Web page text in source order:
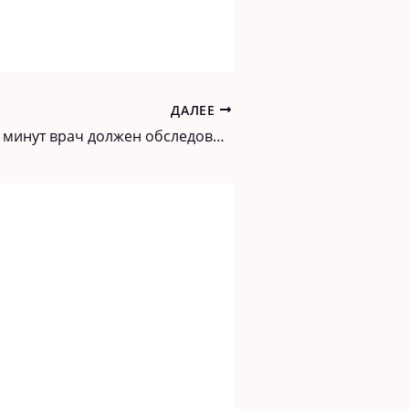
ДАЛЕЕ
За сколько же минут врач должен обследовать больного?